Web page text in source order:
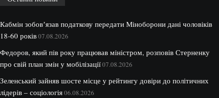
Кабмін зобовʼязав податкову передати Міноборони дані чоловіків
18-60 років07.08.2026
Федоров, який пів року працював міністром, розповів Стерненку
про свій план змін у мобілізації07.08.2026
Зеленський зайняв шосте місце у рейтингу довіри до політичних
лідерів – соціологія06.08.2026